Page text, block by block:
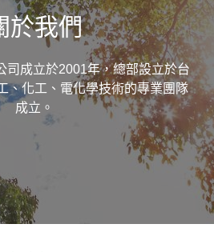
於我們
司成立於2001年，總部設立於台
、化工、電化學技術的專業團隊
成立。